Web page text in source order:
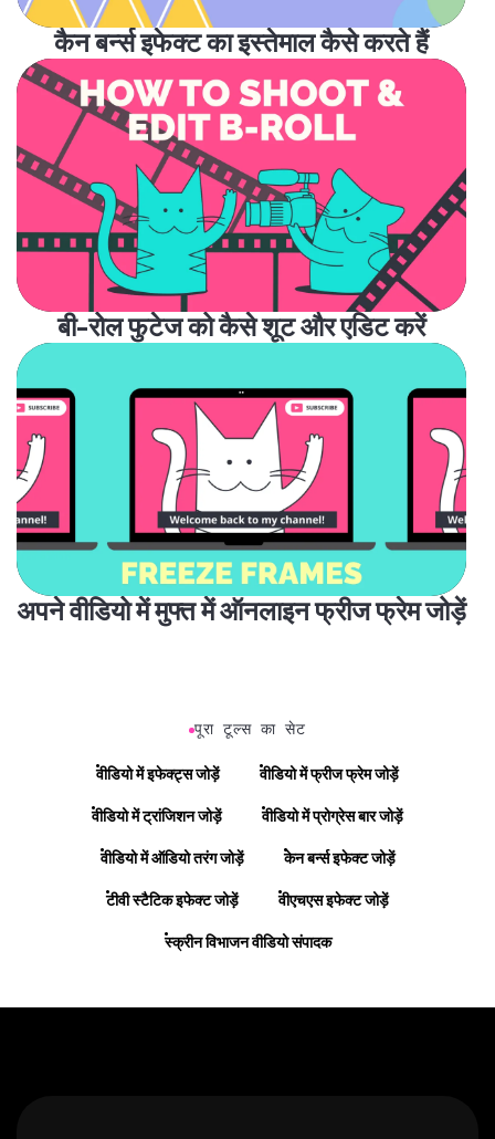
कैन बर्न्स इफेक्ट का इस्तेमाल कैसे करते हैं
बी-रोल फुटेज को कैसे शूट और एडिट करें
अपने वीडियो में मुफ्त में ऑनलाइन फ्रीज फ्रेम जोड़ें
पूरा टूल्स का सेट
वीडियो में इफेक्ट्स जोड़ें वीडियो में फ्रीज फ्रेम जोड़ें
वीडियो में ट्रांजिशन जोड़ें वीडियो में प्रोग्रेस बार जोड़ें
वीडियो में ऑडियो तरंग जोड़ें केन बर्न्स इफेक्ट जोड़ें
टीवी स्टैटिक इफेक्ट जोड़ें वीएचएस इफेक्ट जोड़ें
स्क्रीन विभाजन वीडियो संपादक